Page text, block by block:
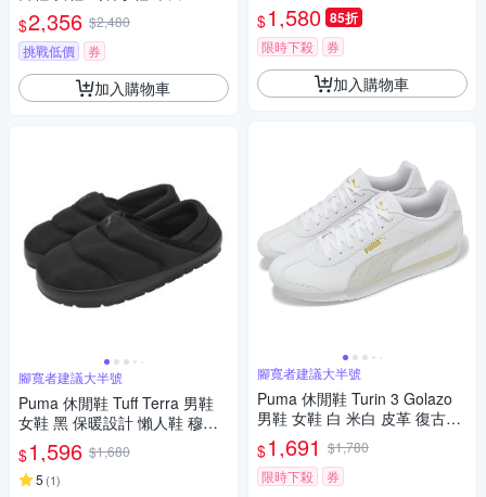
62-02
$2,356 $2,480
挑戰低價
券
加入購物車
腳寬者建議大半號
Puma 休閒鞋 Tuff Terra 男鞋
女鞋 黑 保暖設計 懶人鞋 穆勒
鞋 402176-01
$1,596 $1,680
5 (1)
情侶鞋 39231802
$1,580 85折
限時下殺 券
加入購物車
腳寬者建議大半號
Puma 休閒鞋 Turin 3 Golazo
男鞋 女鞋 白 米白 皮革 復古小
白鞋 情侶鞋 39749301
$1,691 $1,780
限時下殺
券